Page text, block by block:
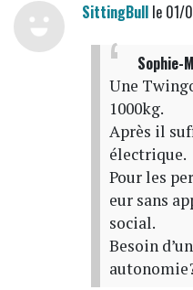
SittingBullle 01/
Sophie-M
Une
1000kg.
Après il
électrique.
Pour les
eur sans
social.
Besoin